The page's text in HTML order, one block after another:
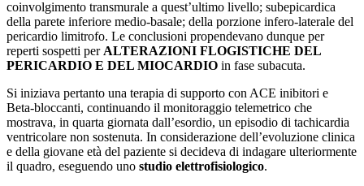
coinvolgimento transmurale a quest’ultimo livello; subepicardica
della parete inferiore medio-basale; della porzione infero-laterale del
pericardio limitrofo. Le conclusioni propendevano dunque per
reperti sospetti per ALTERAZIONI FLOGISTICHE DEL
PERICARDIO E DEL MIOCARDIO in fase subacuta.
Si iniziava pertanto una terapia di supporto con ACE inibitori e
Beta-bloccanti, continuando il monitoraggio telemetrico che
mostrava, in quarta giornata dall’esordio, un episodio di tachicardia
ventricolare non sostenuta. In considerazione dell’evoluzione clinica
e della giovane età del paziente si decideva di indagare ulteriormente
il quadro, eseguendo uno studio elettrofisiologico.